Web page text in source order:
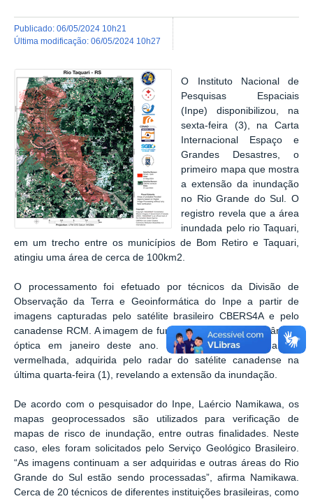
publicado: 06/05/2024 10h21
última modificação: 06/05/2024 10h27
O
Instituto Nacional de
Pesquisas Espaciais
(Inpe) disponibilizou, na
sexta-feira (3), na Carta
Internacional Espaço e
Grandes Desastres, o
primeiro mapa que mostra
a extensão da inundação
no Rio Grande do Sul. O
registro revela que a área
inundada pelo rio Taquari,
em um trecho entre os municípios de Bom Retiro e Taquari,
atingiu uma área de cerca de 100km2.
O processamento foi efetuado por técnicos da Divisão de
Observação da Terra e Geoinformática do Inpe a partir de
imagens capturadas pelo satélite brasileiro CBERS4A e pelo
canadense RCM. A imagem de fundo foi adquirida com câmera
óptica em janeiro deste ano. Sobre ela, está a mancha
vermelhada, adquirida pelo radar do satélite canadense na
última quarta-feira (1), revelando a extensão da inundação.
De acordo com o pesquisador do Inpe, Laércio Namikawa, os
mapas geoprocessados são utilizados para verificação de
mapas de risco de inundação, entre outras finalidades. Neste
caso, eles foram solicitados pelo Serviço Geológico Brasileiro.
“As imagens continuam a ser adquiridas e outras áreas do Rio
Grande do Sul estão sendo processadas”, afirma Namikawa.
Cerca de 20 técnicos de diferentes instituições brasileiras, como